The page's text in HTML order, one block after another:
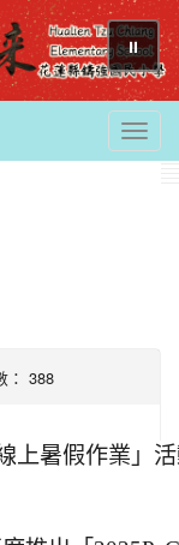
⏸
： 388
上暑假作業」